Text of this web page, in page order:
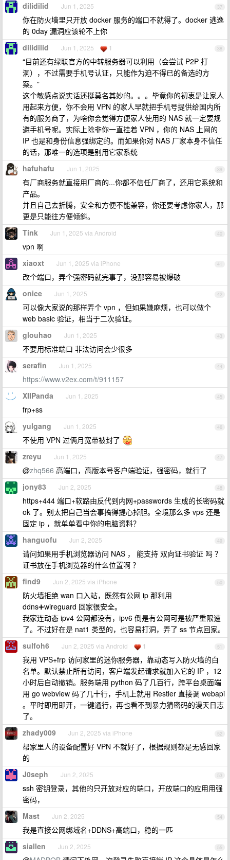
37
dilidilid Jun 1, 2025
你在防火墙里只开放 docker 服务的端口不就得了。docker 逃逸
的 0day 漏洞应该轮不上你
38
dilidilid Jun 1, 2025 1
“目前还有绿联官方的中转服务器可以利用（会尝试 P2P 打
洞），不过需要手机号认证，只能作为迫不得已的备选的方
案。”
这个敏感点说实话还挺莫名其妙的。。。毕竟你的初衷是让家人
用起来方便，你不会用 VPN 的家人早就把手机号提供给国内所
有的服务商了，为啥你会觉得方便家人使用的 NAS 就一定要规
避手机号呢。实际上除非你一直挂着 VPN ，你的 NAS 上网的
IP 也是和身份信息强绑定的。而如果你对 NAS 厂家本身不信任
的话，那唯一的选项是别用它家系统
39
hafuhafu Jun 1, 2025
有厂商服务就直接用厂商的...你都不信任厂商了，还用它系统和
产品。
并且自己去折腾，安全和方便不能兼容，你还要考虑你家人，那
更是只能往方便倾斜。
40
Tink Jun 1, 2025 via Android
vpn 啊
41
xiaoxt Jun 1, 2025 via iPhone
改个端口，弄个强密码就完事了，没那容易被爆破
42
onice Jun 1, 2025
可以像大家说的那样弄个 vpn ，但如果嫌麻烦，也可以做个
web basic 验证，相当于二次验证。
43
glouhao Jun 1, 2025
不要用标准端口 非法访问会少很多
44
serafin Jun 1, 2025
https://www.v2ex.com/t/911157
45
XIIPanda Jun 1, 2025
frp+ss
46
yulgang Jun 1, 2025
不使用 VPN 过俩月宽带被封了
47
zreyu Jun 1, 2025
@zhq566 高端口，高版本号客户端验证，强密码，就行了
48
jony83 Jun 2, 2025
https+444 端口+软路由反代到内网+passwords 生成的长密码就
ok 了。别太把自己当会事搞得提心掉胆。全境那么多 vps 还是
固定 ip ，就单单看中你的电脑资料？
49
hanguofu Jun 2, 2025
请问如果用手机浏览器访问 NAS ， 能支持 双向证书验证 吗 ？
证书放在手机浏览器的什么位置啊 ？
50
find9 Jun 2, 2025 via iPhone
防火墙拒绝 wan 口入站，既然有公网 ip 那利用
ddns➕wireguard 回家很安全。
我家连动态 ipv4 公网都没有，ipv6 倒是有公网可是被严重限速
了。不过好在是 nat1 类型的，也容易打洞，弄了 ss 节点回家。
51
sulfoh6 Jun 2, 2025 via Android 1
我用 VPS+frp 访问家里的迷你服务器，靠动态写入防火墙的白
名单。默认禁止所有访问，客户端发起请求就加入它的 IP ，12
小时后自动撤销。服务端用 python 码了几百行，跨平台桌面端
用 go webview 码了几十行，手机上就用 Restler 直接调 webapi
。平时即用即开，一键通行，再也看不到暴力猜密码的漫天日志
了。
52
zhady009 Jun 2, 2025 via iPhone
帮家里人的设备配置好 VPN 不就好了，根据规则都是无感回家
的
53
J0seph Jun 2, 2025
ssh 密钥登录，其他的只开放对应的端口，开放端口的应用用强
密码，
54
Mast Jun 2, 2025
我是直接公网绑域名+DDNS+高端口，稳的一匹
55
siallen Jun 2, 2025